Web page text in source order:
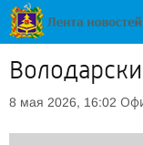
8 мая 2026, 16:02